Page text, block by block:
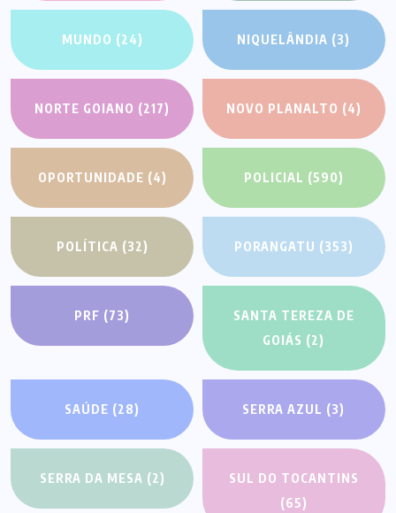
MUNDO (24) NIQUELÂNDIA (3)
NORTE GOIANO (217) NOVO PLANALTO (4)
OPORTUNIDADE (4) POLICIAL (590)
POLÍTICA (32) PORANGATU (353)
PRF (73)
SANTA TEREZA DE
GOIÁS (2)
SAÚDE (28) SERRA AZUL (3)
SERRA DA MESA (2)
SUL DO TOCANTINS
(65)